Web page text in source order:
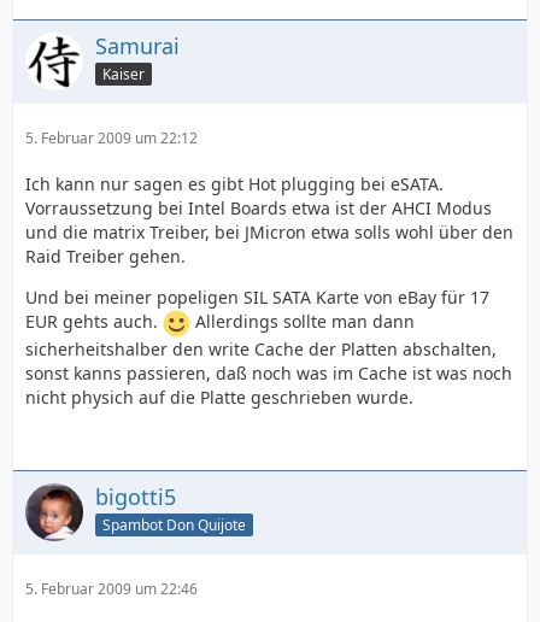
Samurai
Kaiser
5. Februar 2009 um 22:12
Ich kann nur sagen es gibt Hot plugging bei eSATA.
Vorraussetzung bei Intel Boards etwa ist der AHCI Modus
und die matrix Treiber, bei JMicron etwa solls wohl über den
Raid Treiber gehen.
Und bei meiner popeligen SIL SATA Karte von eBay für 17
EUR gehts auch.
Allerdings sollte man dann
sicherheitshalber den write Cache der Platten abschalten,
sonst kanns passieren, daß noch was im Cache ist was noch
nicht physich auf die Platte geschrieben wurde.
bigotti5
Spambot Don Quijote
5. Februar 2009 um 22:46